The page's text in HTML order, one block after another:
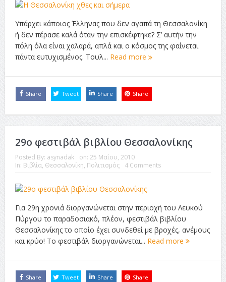
Υπάρχει κάποιος Έλληνας που δεν αγαπά τη Θεσσαλονίκη
ή δεν πέρασε καλά όταν την επισκέφτηκε? Σ’ αυτήν την
πόλη όλα είναι χαλαρά, απλά και ο κόσμος της φαίνεται
πάντα ευτυχισμένος. Τουλ... Read more
Share Tweet Share Share
29ο φεστιβάλ βιβλίου Θεσσαλονίκης
Posted By: asynadak on: 25 Μαΐου, 2010
In: Βιβλία, Θεσσαλονίκη, Πολιτισμός 4 Comments
Για 29η χρονιά διοργανώνεται στην περιοχή του Λευκού
Πύργου το παραδοσιακό, πλέον, φεστιβάλ βιβλίου
Θεσσαλονίκης το οποίο έχει συνδεθεί με βροχές, ανέμους
και κρύο! Το φεστιβάλ διοργανώνεται... Read more
Share Tweet Share Share